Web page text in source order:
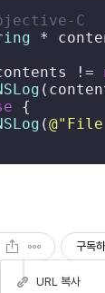
C
*
!=
{
(
URL 복사
구독